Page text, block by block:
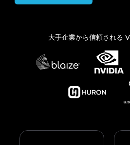
大手企業から信頼される